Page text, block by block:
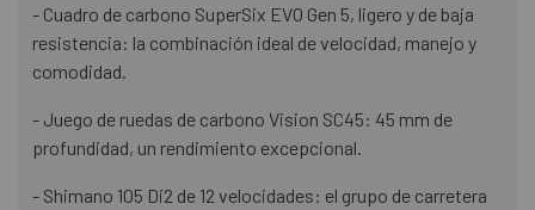
- Cuadro de carbono SuperSix EVO Gen 5, ligero y de baja
resistencia: la combinación ideal de velocidad, manejo y
comodidad.
- Juego de ruedas de carbono Vision SC45: 45 mm de
profundidad, un rendimiento excepcional.
- Shimano 105 Di2 de 12 velocidades: el grupo de carretera